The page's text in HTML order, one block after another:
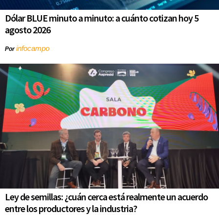
Dólar BLUE minuto a minuto: a cuánto cotizan hoy 5
agosto 2026
Porinfocampo
Ley de semillas: ¿cuán cerca está realmente un acuerdo
entre los productores y la industria?